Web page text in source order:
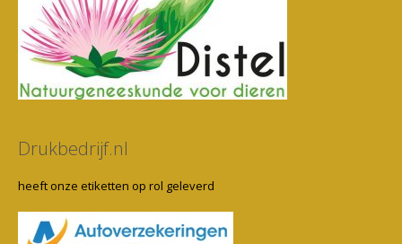
Drukbedrijf.nl
heeft onze etiketten op rol geleverd